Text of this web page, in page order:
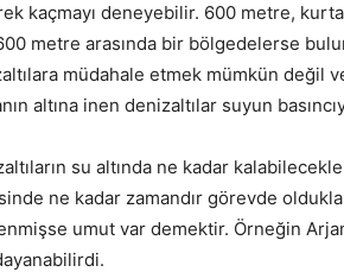
kaçmayı deneyebilir. 600 metre,
metre arasında bir bölgedelerse
müdahale etmek mümkün değil
altına inen denizaltılar suyun
su altında ne kadar
ne kadar zamandır görevde
umut var demektir. Örneğin